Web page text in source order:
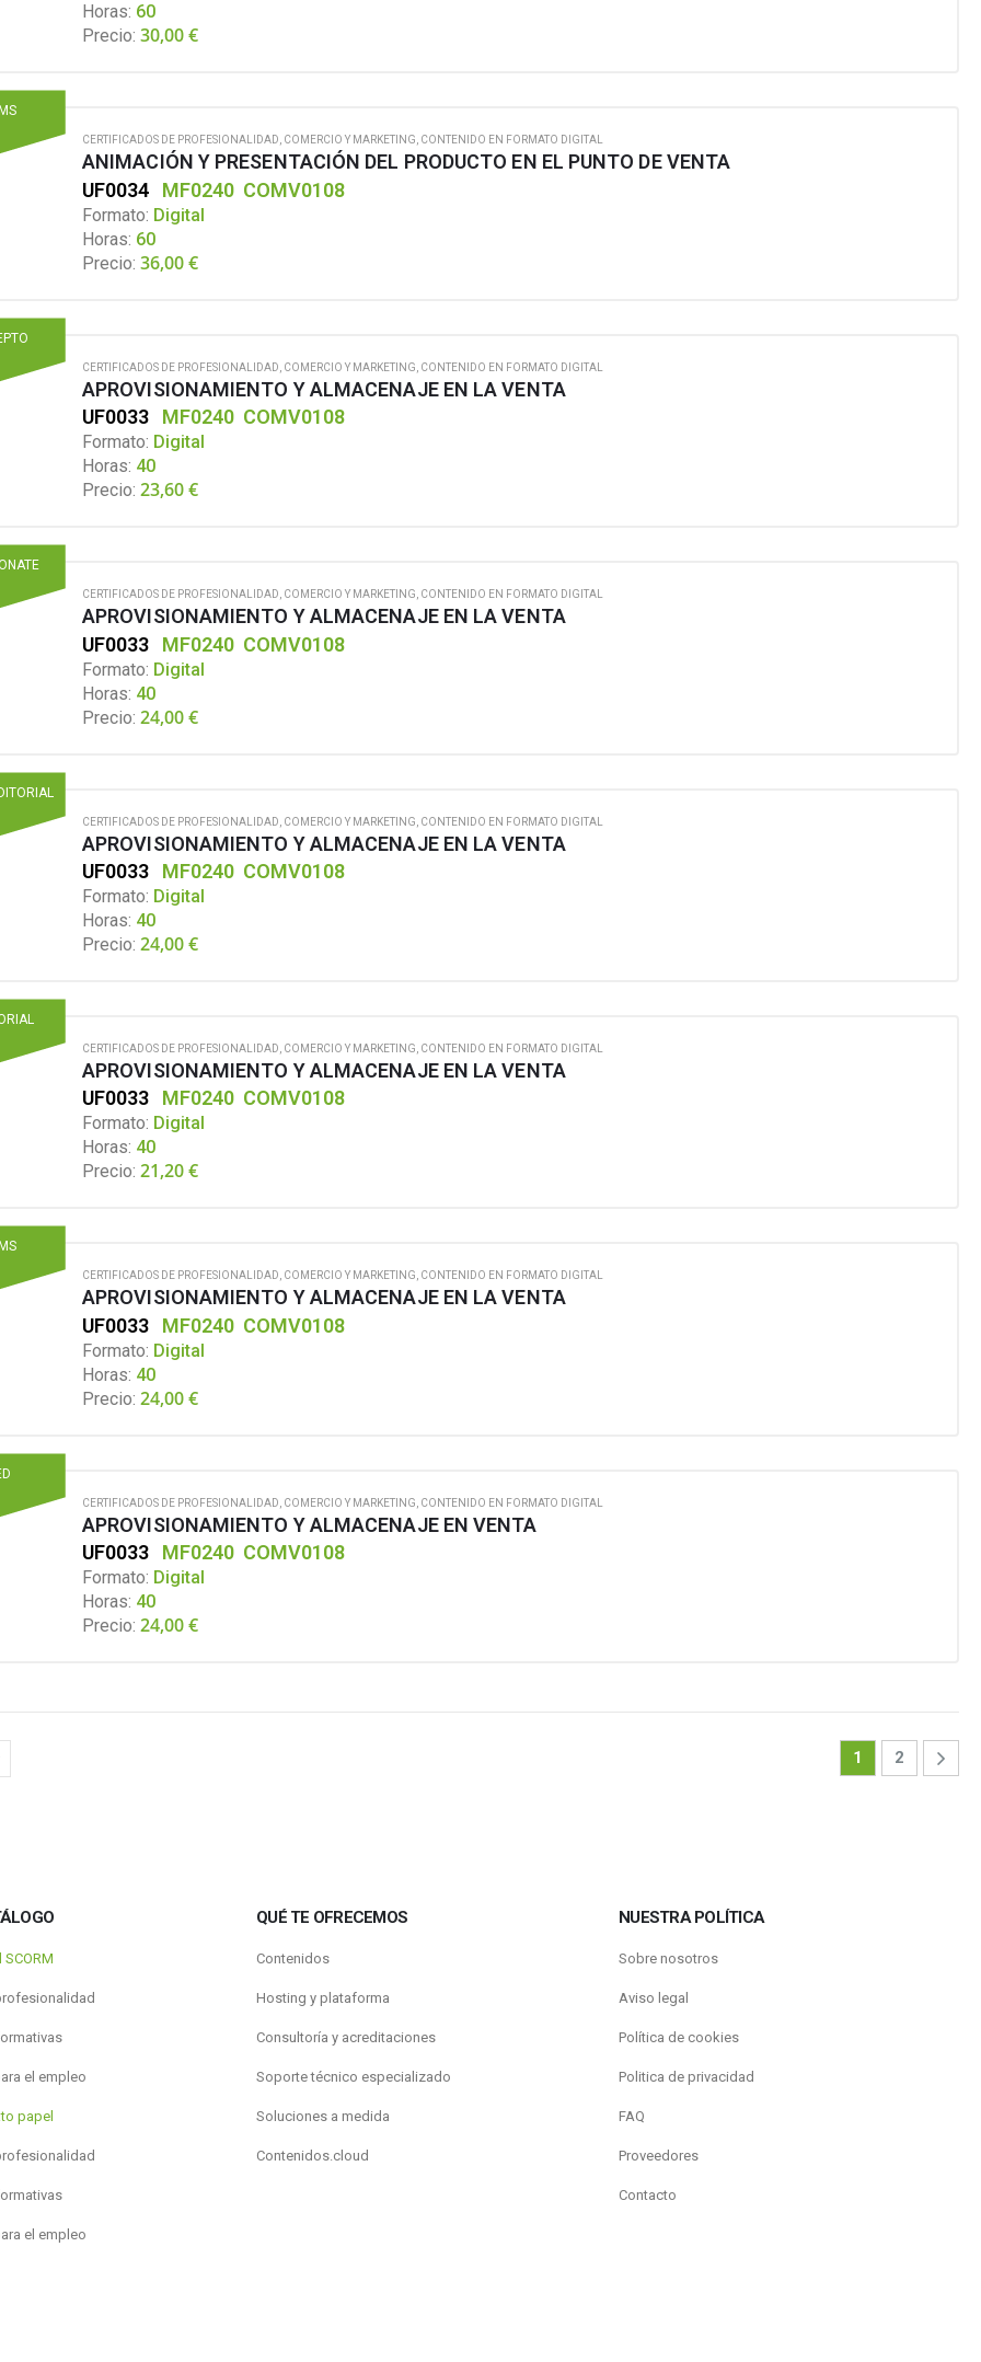
Horas: 60
Precio: 30,00€
CERTIFICADOS DE PROFESIONALIDAD, COMERCIO Y MARKETING, CONTENIDO EN FORMATO DIGITAL
ANIMACIÓN Y PRESENTACIÓN DEL PRODUCTO EN EL PUNTO DE VENTA
UF0034
MF0240 COMV0108
Formato: Digital
Horas: 60
Precio: 36,00€
CERTIFICADOS DE PROFESIONALIDAD COMERCIO Y MARKETING CONTENIDO EN FORMATO DIGITAL
APROVISIONAMIENTO Y ALMACENAJE EN LA VENTA
UF0033
MF0240 COMV0108
Formato: Digital
Horas: 40
Precio: 23,60€
CERTIFICADOS DE PROFESIONALIDAD COMERCIO Y MARKETING CONTENIDO EN FORMATO DIGITAL
APROVISIONAMIENTO Y ALMACENAJE EN LA VENTA
UF0033
MF0240 COMV0108
Formato: Digital
Horas: 40
Precio: 24,00€
CERTIFICADOS DE PROFESIONALIDAD COMERCIO Y MARKETING CONTENIDO EN FORMATO DIGITAL
APROVISIONAMIENTO Y ALMACENAJE EN LA VENTA
UF0033
MF0240 COMV0108
Formato: Digital
Horas: 40
Precio: 24,00€
CERTIFICADOS DE PROFESIONALIDAD COMERCIO Y MARKETING CONTENIDO EN FORMATO DIGITAL
APROVISIONAMIENTO Y ALMACENAJE EN LA VENTA
UF0033
MF0240 COMV0108
Formato: Digital
Horas: 40
Precio: 21,20€
CERTIFICADOS DE PROFESIONALIDAD, COMERCIO Y MARKETING, CONTENIDO EN FORMATO DIGITAL
APROVISIONAMIENTO Y ALMACENAJE EN LA VENTA
UF0033
MF0240 COMV0108
Formato: Digital
Horas: 40
Precio: 24,00€
CERTIFICADOS DE PROFESIONALIDAD COMERCIO Y MARKETING CONTENIDO EN FORMATO DIGITAL
APROVISIONAMIENTO Y ALMACENAJE EN VENTA
UF0033
MF0240 COMV0108
Formato: Digital
Horas: 40
Precio: 24,00€
1 2
el empleo
papel
el empleo
QUÉ TE OFRECEMOS
Contenidos
Hosting y plataforma
Consultoría y acreditaciones
Soporte técnico especializado
Soluciones a medida
Contenidos.cloud
NUESTRA POLÍTICA
Sobre nosotros
Aviso legal
Política de cookies
Politica de privacidad
FAQ
Proveedores
Contacto